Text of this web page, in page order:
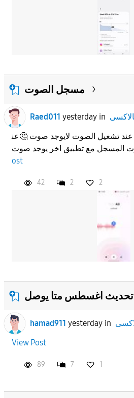
مسجل الصوت
Raed011 yesterdayin
تشغيل الصوت لايوجد صوت 🤔عن
ost
42 2 2
تحديث اغسطس متا يوصل
hamad911 yesterdayin
View Post
89 7 1